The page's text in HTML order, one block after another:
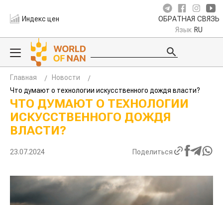
Индекс цен ОБРАТНАЯ СВЯЗЬ
Язык RU
Главная
Новости
Что думают о технологии искусственного дождя власти?
ЧТО ДУМАЮТ О ТЕХНОЛОГИИ
ИСКУССТВЕННОГО ДОЖДЯ
ВЛАСТИ?
23.07.2024 Поделиться